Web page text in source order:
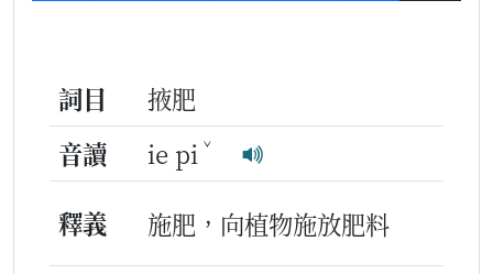
詞目
掖肥
音讀
ie pi ˇ
釋義
施肥，向植物施放肥料